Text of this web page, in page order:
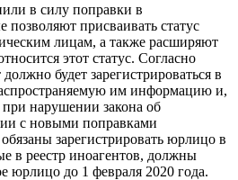
в силу поправки в
позволяют присваивать статус
лицам, а также расширяют
этот статус. Согласно
будет зарегистрироваться в
им информацию и,
нарушении закона об
с новыми поправками
зарегистрировать юрлицо в
в реестр иноагентов, должны
юрлицо до 1 февраля 2020 года.